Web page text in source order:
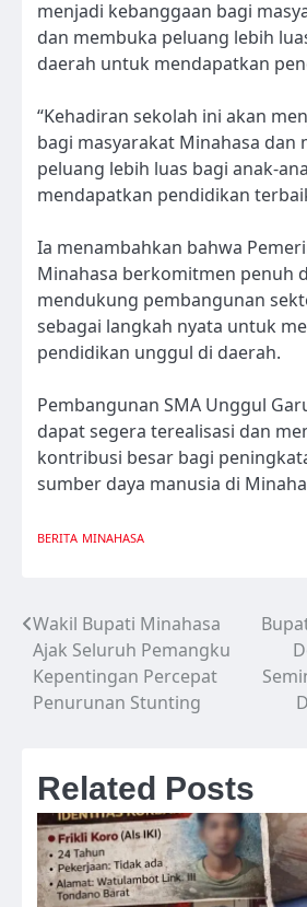
menjadi kebanggaan bagi
dan membuka peluang lebih
daerah untuk mendapatkan
“Kehadiran sekolah ini akan
bagi masyarakat Minahasa dan
peluang lebih luas bagi anak-
mendapatkan pendidikan
Ia menambahkan bahwa
Minahasa berkomitmen penuh
mendukung pembangunan
sebagai langkah nyata untuk
pendidikan unggul di daerah.
Pembangunan SMA Unggul
dapat segera terealisasi dan
kontribusi besar bagi
sumber daya manusia di
BERITA MINAHASA
Navigasi
pos
Wakil Bupati Minahasa
Ajak Seluruh Pemangku
Kepentingan Percepat
Penurunan Stunting
Related Posts